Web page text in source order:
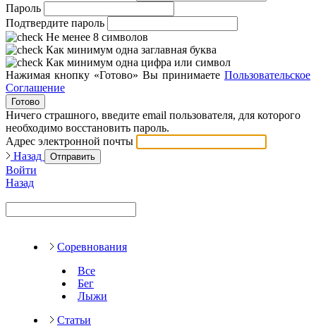
Пароль
Подтвердите пароль
Не менее 8 символов
Как минимум одна заглавная буква
Как минимум одна цифра или символ
Нажимая кнопку «Готово» Вы принимаете Пользовательское
Соглашение
Готово
Ничего страшного, введите email пользователя, для которого
необходимо восстановить пароль.
Адрес электронной почты
Назад
Отправить
Войти
Назад
Соревнования
Все
Бег
Лыжи
Статьи